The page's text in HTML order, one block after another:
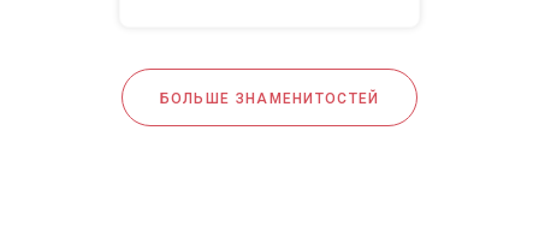
БОЛЬШЕ ЗНАМЕНИТОСТЕЙ